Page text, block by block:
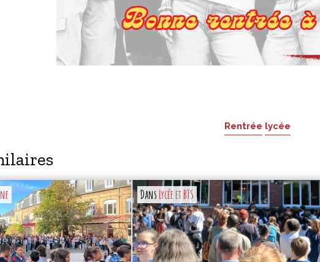
Rentrée lycée
DansLycée et BTS